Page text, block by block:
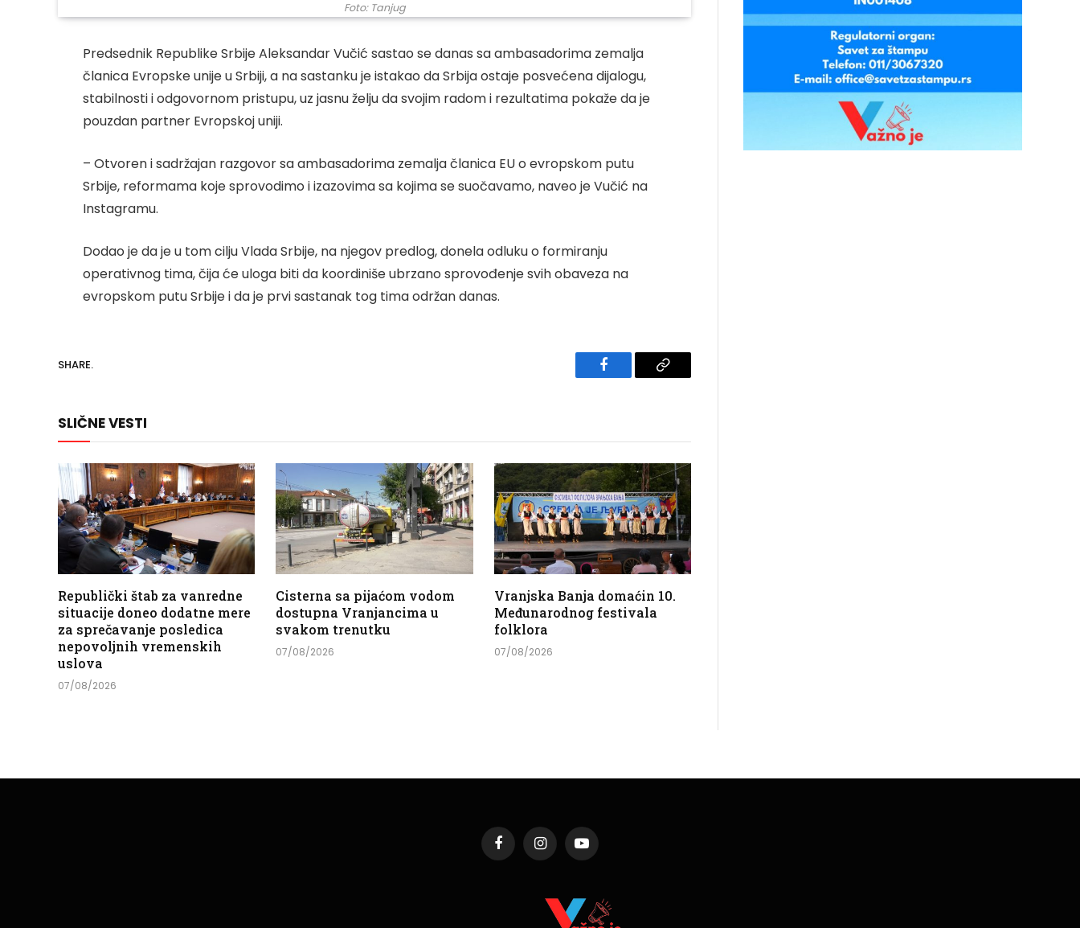
Foto: Tanjug
Predsednik Republike Srbije Aleksandar Vučić sastao se danas sa ambasadorima zemalja
članica Evropske unije u Srbiji, a na sastanku je istakao da Srbija ostaje posvećena dijalogu,
stabilnosti i odgovornom pristupu, uz jasnu želju da svojim radom i rezultatima pokaže da je
pouzdan partner Evropskoj uniji.
– Otvoren i sadržajan razgovor sa ambasadorima zemalja članica EU o evropskom putu
Srbije, reformama koje sprovodimo i izazovima sa kojima se suočavamo, naveo je Vučić na
Instagramu.
Dodao je da je u tom cilju Vlada Srbije, na njegov predlog, donela odluku o formiranju
operativnog tima, čija će uloga biti da koordiniše ubrzano sprovođenje svih obaveza na
evropskom putu Srbije i da je prvi sastanak tog tima održan danas.
SHARE.
Facebook Copy
SLIČNE VESTI
Republički štab za vanredne
situacije doneo dodatne mere
za sprečavanje posledica
nepovoljnih vremenskih
uslova
07/08/2026
Cisterna sa pijaćom vodom
dostupna Vranjancima u
svakom trenutku
07/08/2026
Vranjska Banja domaćin 10.
Međunarodnog festivala
folklora
07/08/2026
FacebookInstagramYouTube